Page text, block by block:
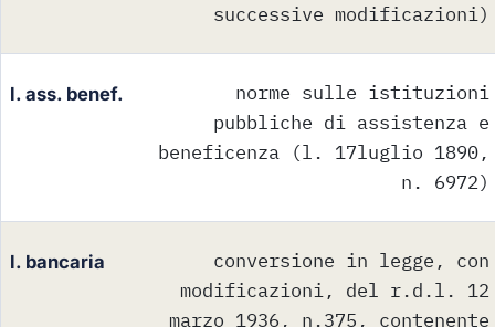
successive modificazioni)
l. ass. benef.
norme sulle istituzioni
pubbliche di assistenza e
beneficenza (l. 17luglio 1890,
n. 6972)
l. bancaria
conversione in legge, con
modificazioni, del r.d.l. 12
marzo 1936, n.375, contenente